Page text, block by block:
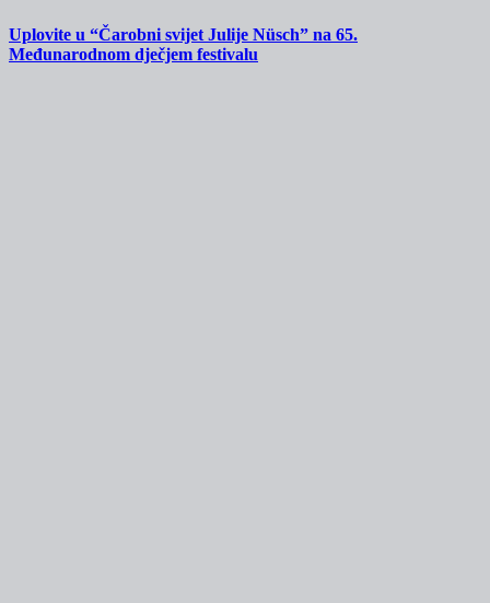
Uplovite u “Čarobni svijet Julije Nüsch” na 65.
Međunarodnom dječjem festivalu